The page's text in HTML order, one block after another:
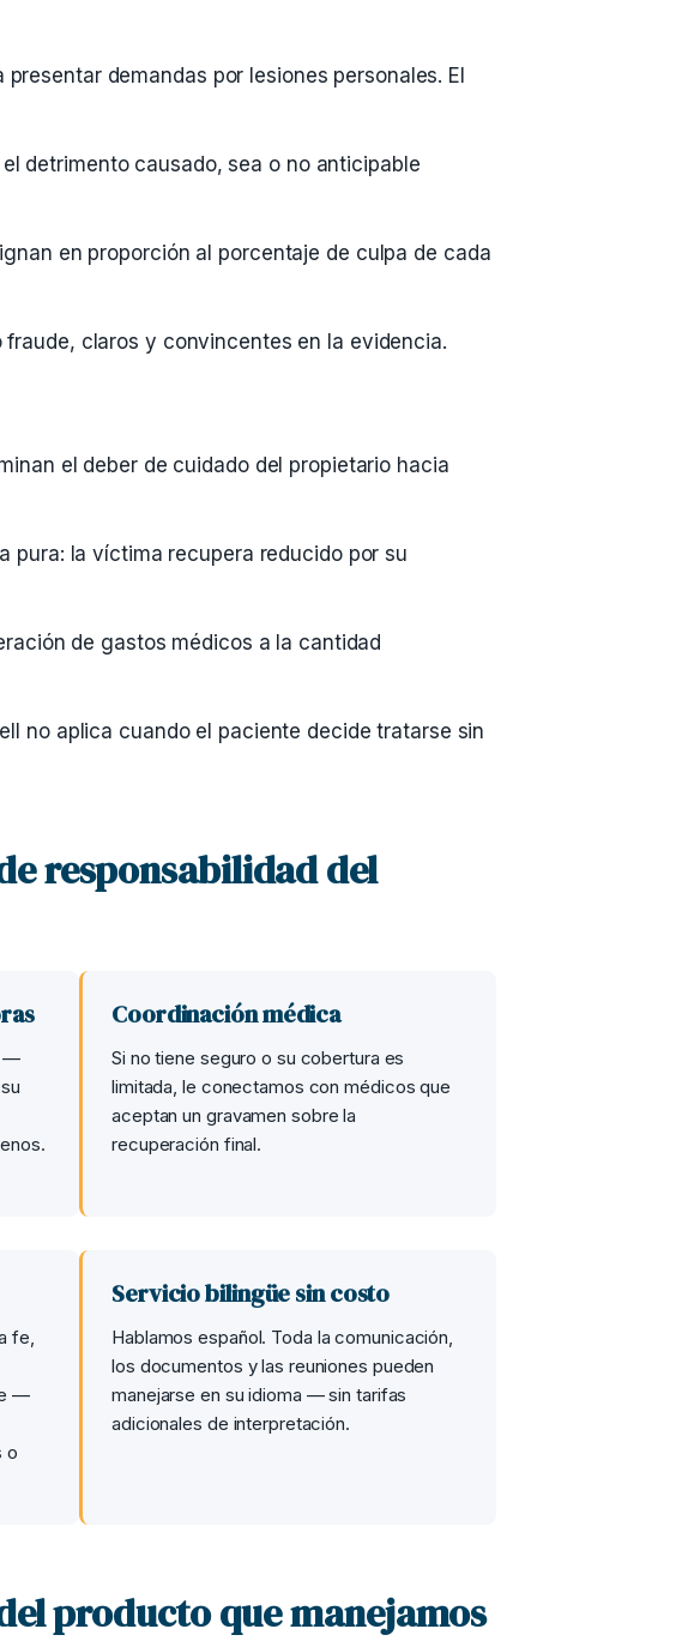
demandas por lesiones personales. El
detrimento causado, sea o no anticipable
en proporción al porcentaje de culpa de cada
claros y convincentes en la evidencia.
el deber de cuidado del propietario hacia
la víctima recupera reducido por su
de gastos médicos a la cantidad
no aplica cuando el paciente decide tratarse sin
responsabilidad del
—
Coordinación médica
Si no tiene seguro o su cobertura es
limitada, le conectamos con médicos que
aceptan un gravamen sobre la
recuperación final.
fe,
—
o
Servicio bilingüe sin costo
Hablamos español. Toda la comunicación,
los documentos y las reuniones pueden
manejarse en su idioma — sin tarifas
adicionales de interpretación.
producto que manejamos